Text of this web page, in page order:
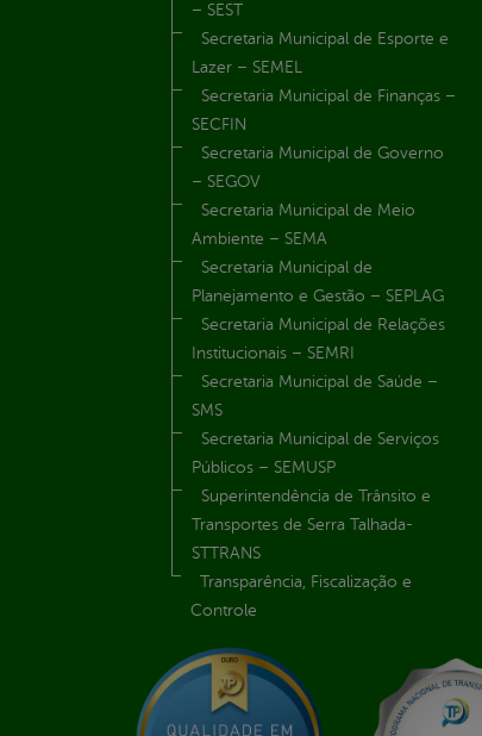
– SEST
Secretaria Municipal de Esporte e
Lazer – SEMEL
Secretaria Municipal de Finanças –
SECFIN
Secretaria Municipal de Governo
– SEGOV
Secretaria Municipal de Meio
Ambiente – SEMA
Secretaria Municipal de
Planejamento e Gestão – SEPLAG
Secretaria Municipal de Relações
Institucionais – SEMRI
Secretaria Municipal de Saúde –
SMS
Secretaria Municipal de Serviços
Públicos – SEMUSP
Superintendência de Trânsito e
Transportes de Serra Talhada-
STTRANS
Transparência, Fiscalização e
Controle